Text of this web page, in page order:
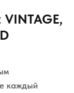
VINTAGE,
каждый